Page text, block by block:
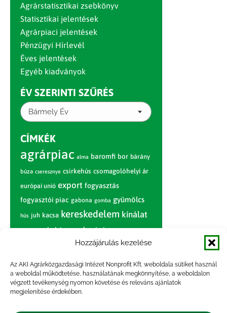
Hozzájárulás kezelése
Az AKI Agrárközgazdasági Intézet Nonprofit Kft. weboldala sütiket használ
a weboldal működtetése, használatának megkönnyítése, a weboldalon
végzett tevékenység nyomon követése és releváns ajánlatok
megjelenítése érdekében.
Agrárstatisztikai zsebkönyv
Statisztikai jelentések
Agrárpiaci jelentések
Pénzügyi Hírlevél
Éves jelentések
Egyéb kiadványok
ÉV SZERINTI SZŰRÉS
Bármely Év
CÍMKÉK
agrárpiac alma baromfi bor bárány
búza cseresznye csirkehús csomagolóhelyi ár
európai unió export fogyasztás
fogyasztói piac gabona gomba gyümölcs
hús juh kacsa kereskedelem kínálat
körte marhahús nagybani piac narancs
nemzetközi árinformációk
paradicsom piac piaci jelentés
pulyka pulykahús sertés sertéshús
szarvasmarha termelés
termelői